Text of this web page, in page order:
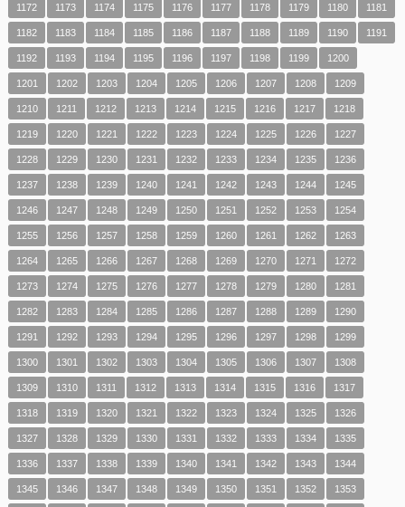
1172 1173 1174 1175 1176 1177 1178 1179 1180 1181
1182 1183 1184 1185 1186 1187 1188 1189 1190 1191
1192 1193 1194 1195 1196 1197 1198 1199 1200
1201 1202 1203 1204 1205 1206 1207 1208 1209
1210 1211 1212 1213 1214 1215 1216 1217 1218
1219 1220 1221 1222 1223 1224 1225 1226 1227
1228 1229 1230 1231 1232 1233 1234 1235 1236
1237 1238 1239 1240 1241 1242 1243 1244 1245
1246 1247 1248 1249 1250 1251 1252 1253 1254
1255 1256 1257 1258 1259 1260 1261 1262 1263
1264 1265 1266 1267 1268 1269 1270 1271 1272
1273 1274 1275 1276 1277 1278 1279 1280 1281
1282 1283 1284 1285 1286 1287 1288 1289 1290
1291 1292 1293 1294 1295 1296 1297 1298 1299
1300 1301 1302 1303 1304 1305 1306 1307 1308
1309 1310 1311 1312 1313 1314 1315 1316 1317
1318 1319 1320 1321 1322 1323 1324 1325 1326
1327 1328 1329 1330 1331 1332 1333 1334 1335
1336 1337 1338 1339 1340 1341 1342 1343 1344
1345 1346 1347 1348 1349 1350 1351 1352 1353